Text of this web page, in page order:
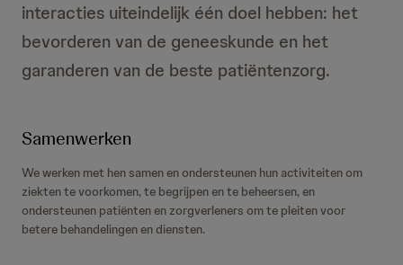
interacties uiteindelijk één doel hebben: het
bevorderen van de geneeskunde en het
garanderen van de beste patiëntenzorg.
Samenwerken
We werken met hen samen en ondersteunen hun activiteiten om
ziekten te voorkomen, te begrijpen en te beheersen, en
ondersteunen patiënten en zorgverleners om te pleiten voor
betere behandelingen en diensten.